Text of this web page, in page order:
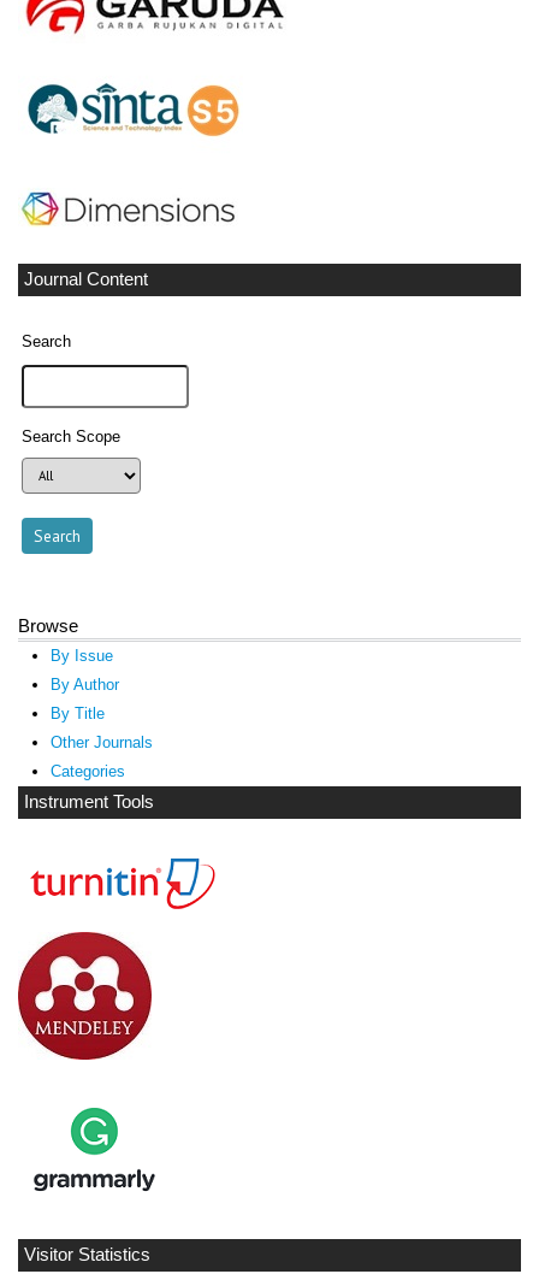
Journal Content
Search
Search Scope
Browse
By Issue
By Author
By Title
Other Journals
Categories
Instrument Tools
Visitor Statistics